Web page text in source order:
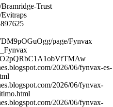
Bramridge-Trust
page/Fynvax
blogspot.com/2026/06/fynvax-es-
blogspot.com/2026/06/fynvax-
html
blogspot.com/2026/06/fynvax-